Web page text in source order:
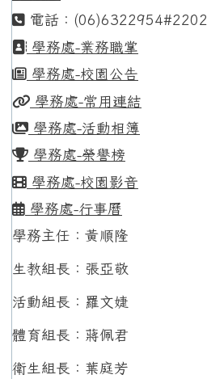
電話：(06)6322954#2202
學務處-業務職掌
學務處-校園公告
學務處-常用連結
學務處-活動相簿
學務處-榮譽榜
學務處-校園影音
學務處-行事曆
學務主任：黃順隆
生教組長：張亞敬
活動組長：羅文婕
體育組長：蔣佩君
衛生組長：葉庭芳